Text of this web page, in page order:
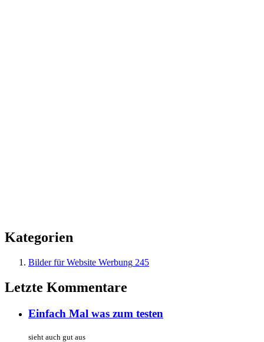
Kategorien
Bilder für Website Werbung 245
Letzte Kommentare
Einfach Mal was zum testen
sieht auch gut aus